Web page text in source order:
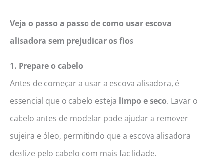
Veja o passo a passo de como usar escova
alisadora sem prejudicar os fios
1. Prepare o cabelo
Antes de começar a usar a escova alisadora, é
essencial que o cabelo esteja limpo e seco. Lavar o
cabelo antes de modelar pode ajudar a remover
sujeira e óleo, permitindo que a escova alisadora
deslize pelo cabelo com mais facilidade.